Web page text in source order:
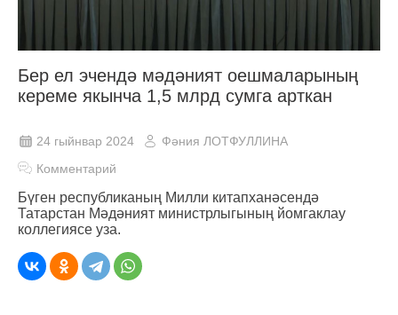
Бер ел эчендә мәдәният оешмаларының
кереме якынча 1,5 млрд сумга арткан
24 гыйнвар 2024
Фәния ЛОТФУЛЛИНА
Комментарий
Бүген республиканың Милли китапханәсендә
Татарстан Мәдәният министрлыгының йомгаклау
коллегиясе уза.